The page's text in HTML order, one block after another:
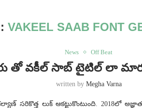
VAKEEL SAAB FONT
News Off Beat
తో వకీల్ సాబ్‌ టైటిల్ లా
written by Megha Varna
సరికొత్త లుక్‌ ఆకట్టుకొంటుంది. 2018లో